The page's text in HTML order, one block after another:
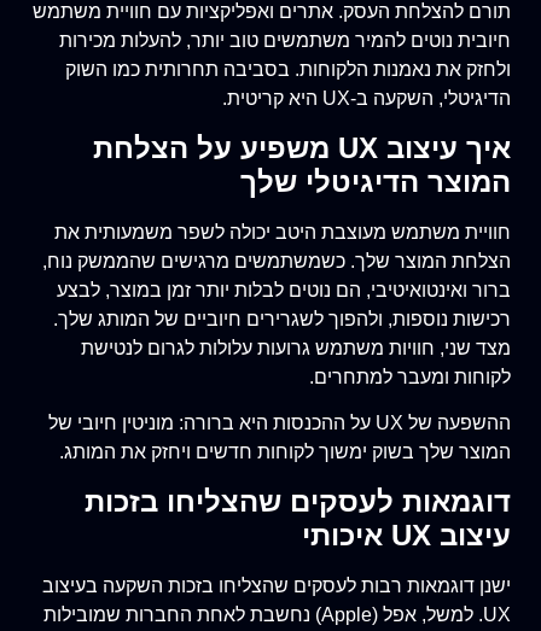
תורם להצלחת העסק. אתרים ואפליקציות עם חוויית משתמש
חיובית נוטים להמיר משתמשים טוב יותר, להעלות מכירות
ולחזק את נאמנות הלקוחות. בסביבה תחרותית כמו השוק
הדיגיטלי, השקעה ב-UX היא קריטית.
איך עיצוב UX משפיע על הצלחת
המוצר הדיגיטלי שלך
חוויית משתמש מעוצבת היטב יכולה לשפר משמעותית את
הצלחת המוצר שלך. כשמשתמשים מרגישים שהממשק נוח,
ברור ואינטואיטיבי, הם נוטים לבלות יותר זמן במוצר, לבצע
רכישות נוספות, ולהפוך לשגרירים חיוביים של המותג שלך.
מצד שני, חוויות משתמש גרועות עלולות לגרום לנטישת
לקוחות ומעבר למתחרים.
ההשפעה של UX על ההכנסות היא ברורה: מוניטין חיובי של
המוצר שלך בשוק ימשוך לקוחות חדשים ויחזק את המותג.
דוגמאות לעסקים שהצליחו בזכות
עיצוב UX איכותי
ישנן דוגמאות רבות לעסקים שהצליחו בזכות השקעה בעיצוב
UX. למשל, אפל (Apple) נחשבת לאחת החברות שמובילות